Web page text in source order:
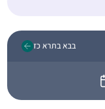
בבא בתרא כז